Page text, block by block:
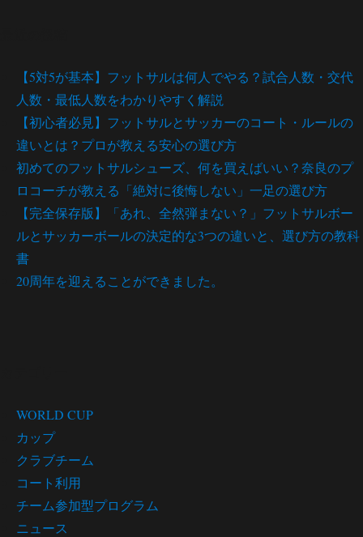
【5対5が基本】フットサルは何人でやる？試合人数・交代
人数・最低人数をわかりやすく解説
【初心者必見】フットサルとサッカーのコート・ルールの
違いとは？プロが教える安心の選び方
初めてのフットサルシューズ、何を買えばいい？奈良のプ
ロコーチが教える「絶対に後悔しない」一足の選び方
【完全保存版】「あれ、全然弾まない？」フットサルボー
ルとサッカーボールの決定的な3つの違いと、選び方の教科
書
20周年を迎えることができました。
WORLD CUP
カップ
クラブチーム
コート利用
チーム参加型プログラム
ニュース